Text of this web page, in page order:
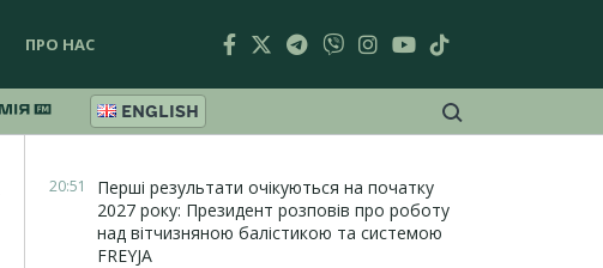
ПРО НАС
ENGLISH
20:51
Перші результати очікуються на початку
2027 року: Президент розповів про роботу
над вітчизняною балістикою та системою
FREYJA